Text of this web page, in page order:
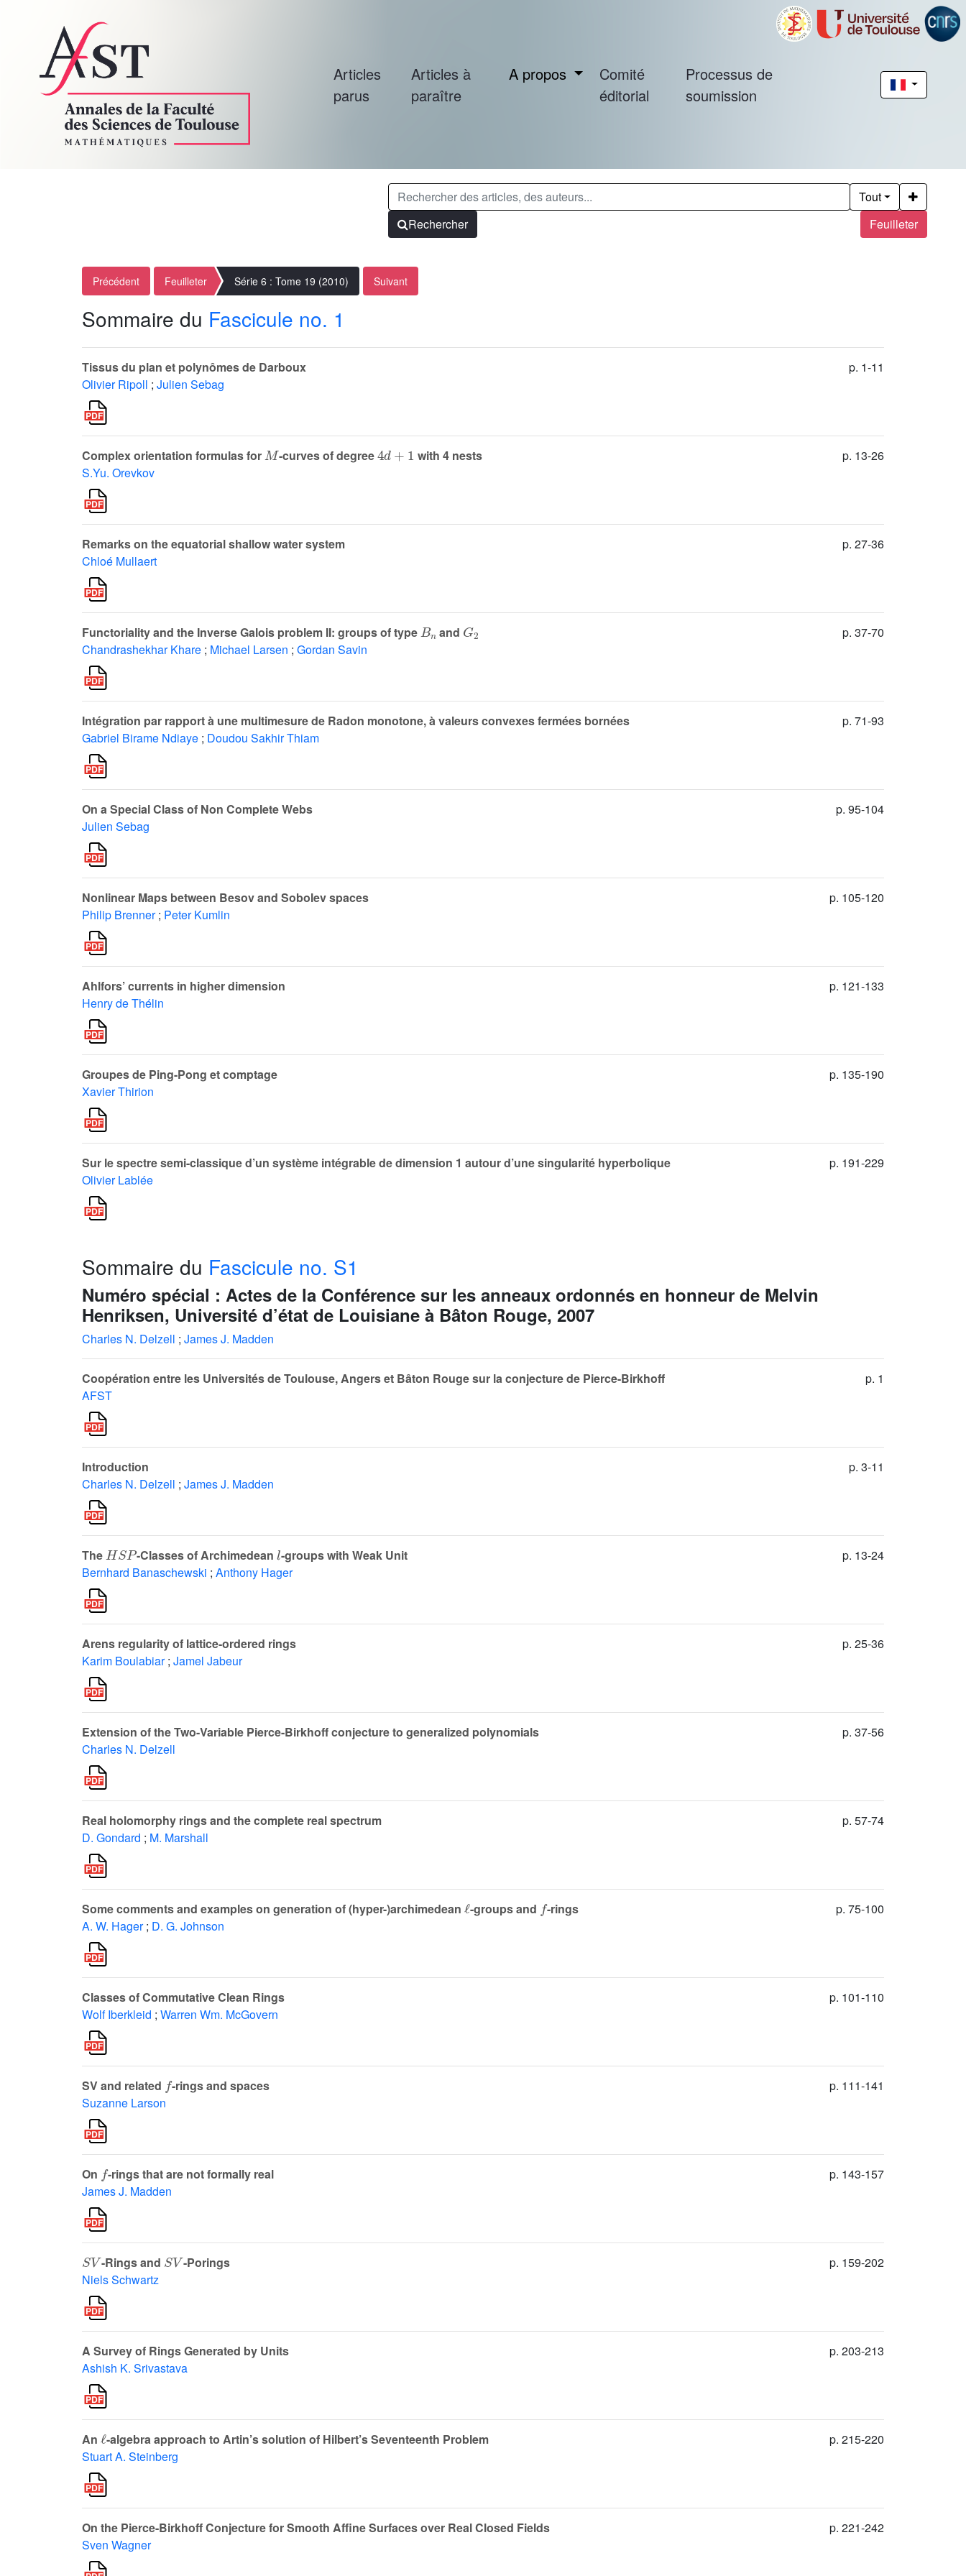
Articles
parus
Articles à
paraître
A propos
Comité
éditorial
Processus de
soumission
Feuilleter
Tout
Rechercher
Précédent Feuilleter Série 6 : Tome 19 (2010) Suivant
Sommaire du Fascicule no. 1
Tissus du plan et polynômes de Darboux
Olivier Ripoll ; Julien Sebag
p. 1-11
Complex orientation formulas for -curves of degree
with 4 nests
S.Yu. Orevkov
p. 13-26
Remarks on the equatorial shallow water system
Chloé Mullaert
p. 27-36
Functoriality and the Inverse Galois problem II: groups of type and
Chandrashekhar Khare ; Michael Larsen ; Gordan Savin
p. 37-70
Intégration par rapport à une multimesure de Radon monotone, à valeurs convexes fermées bornées
Gabriel Birame Ndiaye ; Doudou Sakhir Thiam
p. 71-93
On a Special Class of Non Complete Webs
Julien Sebag
p. 95-104
Nonlinear Maps between Besov and Sobolev spaces
Philip Brenner ; Peter Kumlin
p. 105-120
Ahlfors’ currents in higher dimension
Henry de Thélin
p. 121-133
Groupes de Ping-Pong et comptage
Xavier Thirion
p. 135-190
Sur le spectre semi-classique d’un système intégrable de dimension 1 autour d’une singularité hyperbolique
Olivier Lablée
p. 191-229
Sommaire du Fascicule no. S1
Numéro spécial : Actes de la Conférence sur les anneaux ordonnés en honneur de Melvin
Henriksen, Université d’état de Louisiane à Bâton Rouge, 2007
Charles N. Delzell ; James J. Madden
Coopération entre les Universités de Toulouse, Angers et Bâton Rouge sur la conjecture de Pierce-Birkhoff
AFST
p. 1
Introduction
Charles N. Delzell ; James J. Madden
p. 3-11
The -Classes of Archimedean -groups with Weak Unit
Bernhard Banaschewski ; Anthony Hager
p. 13-24
Arens regularity of lattice-ordered rings
Karim Boulabiar ; Jamel Jabeur
p. 25-36
Extension of the Two-Variable Pierce-Birkhoff conjecture to generalized polynomials
Charles N. Delzell
p. 37-56
Real holomorphy rings and the complete real spectrum
D. Gondard ; M. Marshall
p. 57-74
Some comments and examples on generation of (hyper-)archimedean -groups and
-rings
A. W. Hager ; D. G. Johnson
p. 75-100
Classes of Commutative Clean Rings
Wolf Iberkleid ; Warren Wm. McGovern
p. 101-110
SV and related
-rings and spaces
Suzanne Larson
p. 111-141
On
-rings that are not formally real
James J. Madden
p. 143-157
-Rings and
-Porings
Niels Schwartz
p. 159-202
A Survey of Rings Generated by Units
Ashish K. Srivastava
p. 203-213
An -algebra approach to Artin’s solution of Hilbert’s Seventeenth Problem
Stuart A. Steinberg
p. 215-220
On the Pierce-Birkhoff Conjecture for Smooth Affine Surfaces over Real Closed Fields
Sven Wagner
p. 221-242